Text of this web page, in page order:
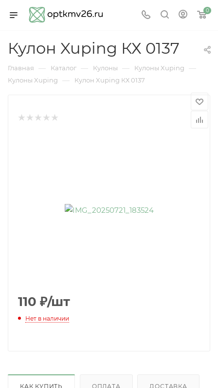
0
Кулон Xuping КХ 0137
Главная — Каталог — Кулоны — Кулоны Xuping —
Кулоны Xuping — Кулон Xuping КХ 0137
110 ₽/шт
Нет в наличии
КАК КУПИТЬ ОПЛАТА ДОСТАВКА